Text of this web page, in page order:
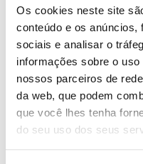
Os cookies neste site
conteúdo e os anúncios,
sociais e analisar o
informações sobre o
nossos parceiros de
da web, que podem
que você lhes tenha
do seu uso dos seus
Sistema Científico e
para a afirmação
Cities ( Inteligência
boas experiências e
nosso País.” Por isso
sessão onde se irá
cidades, na qual
Microsoft e a NOVA